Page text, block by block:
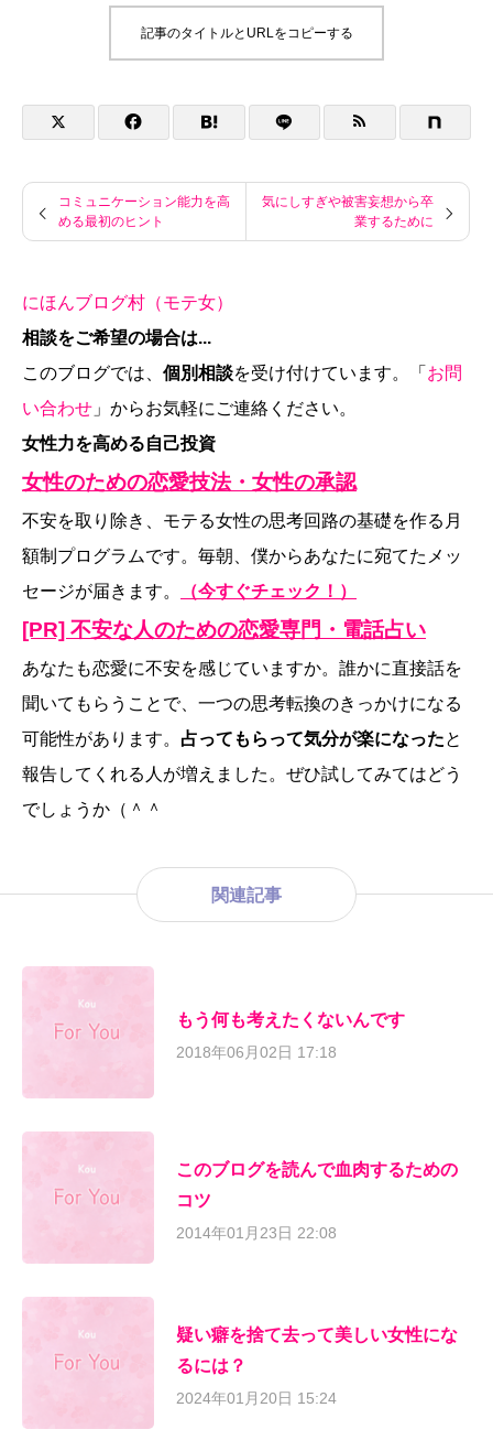
記事のタイトルとURLをコピーする
コミュニケーション能力を高
める最初のヒント
気にしすぎや被害妄想から卒
業するために
にほんブログ村（モテ女）
相談をご希望の場合は...
このブログでは、 個別相談を受け付けています。「 お問
い合わせ 」からお気軽にご連絡ください。
女性力を高める自己投資
女性のための恋愛技法・女性の承認
不安を取り除き、モテる女性の思考回路の基礎を作る月
額制プログラムです。毎朝、僕からあなたに宛てたメッ
セージが届きます。
（今すぐチェック！）
[PR] 不安な人のための恋愛専門・電話占い
あなたも恋愛に不安を感じていますか。誰かに直接話を
聞いてもらうことで、一つの思考転換のきっかけになる
可能性があります。 占ってもらって気分が楽になったと
報告してくれる人が増えました。ぜひ試してみてはどう
でしょうか（＾＾
関連記事
もう何も考えたくないんです
2018年06月02日 17:18
このブログを読んで血肉するための
コツ
2014年01月23日 22:08
疑い癖を捨て去って美しい女性にな
るには？
2024年01月20日 15:24